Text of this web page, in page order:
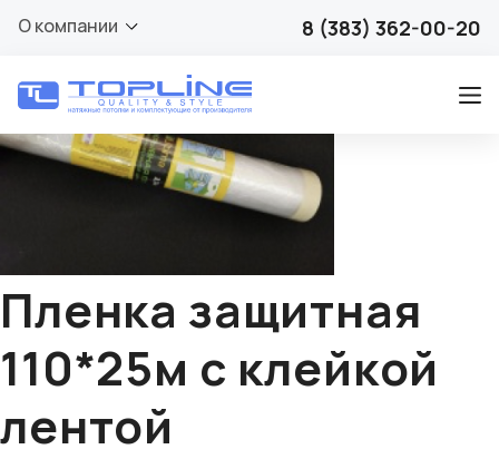
О компании 8 (383) 362-00-20
Пленка защитная
110*25м с клейкой
лентой